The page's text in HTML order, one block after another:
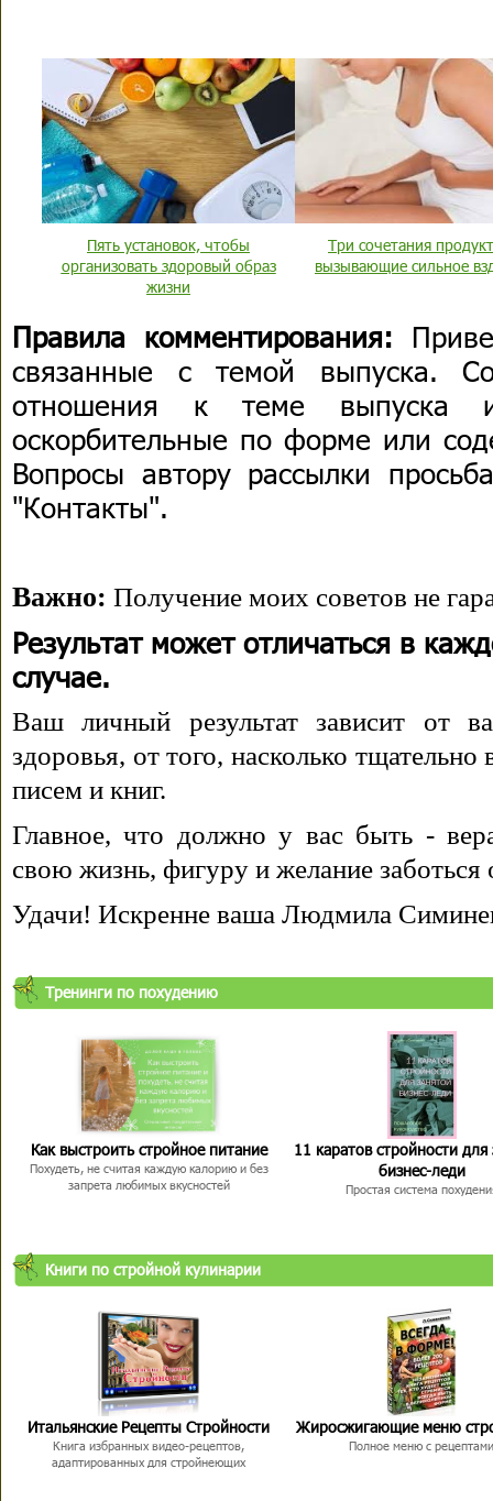
Пять установок, чтобы
организовать здоровый образ
жизни
Три сочетания
вызывающие сильное
Правила комментирования:
связанные с темой выпуска.
отношения к теме выпуска
оскорбительные по форме или
Вопросы автору рассылки
"Контакты".
Важно: Получение моих советов не
Результат может отличаться в
случае.
Ваш личный результат зависит от
здоровья, от того, насколько
писем и книг.
Главное, что должно у вас быть -
свою жизнь, фигуру и желание заботься
Удачи! Искренне ваша Людмила
Тренинги по похудению
Как выстроить стройное питание
Похудеть, не считая каждую калорию и без
запрета любимых вкусностей
11 каратов стройности для
бизнес-леди
Простая система
Книги по стройной кулинарии
Итальянские Рецепты Стройности
Книга избранных видео-рецептов,
адаптированных для стройнеющих
Жиросжигающие меню
Полное меню с рецептами